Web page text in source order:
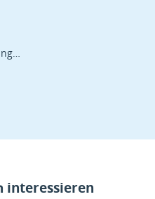
interessieren